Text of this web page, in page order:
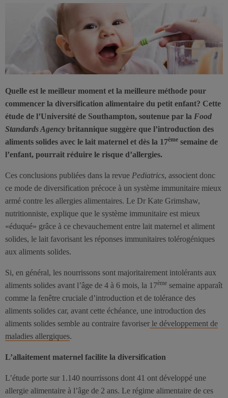
Quelle est le meilleur moment et la meilleure méthode pour
commencer la diversification alimentaire du petit enfant? Cette
étude de l’Université de Southampton, soutenue par la Food
Standards Agency britannique suggère que l’introduction des
aliments solides avec le lait maternel et dès la 17ème semaine de
l’enfant, pourrait réduire le risque d’allergies.
Ces conclusions publiées dans la revue Pediatrics, associent donc
ce mode de diversification précoce à un système immunitaire mieux
armé contre les allergies alimentaires. Le Dr Kate Grimshaw,
nutritionniste, explique que le système immunitaire est mieux
«éduqué» grâce à ce chevauchement entre lait maternel et aliment
solides, le lait favorisant les réponses immunitaires tolérogéniques
aux aliments solides.
Si, en général, les nourrissons sont majoritairement intolérants aux
aliments solides avant l’âge de 4 à 6 mois, la 17ème semaine apparaît
comme la fenêtre cruciale d’introduction et de tolérance des
aliments solides car, avant cette échéance, une introduction des
aliments solides semble au contraire favoriser le développement de
maladies allergiques.
L’allaitement maternel facilite la diversification
L’étude porte sur 1.140 nourrissons dont 41 ont développé une
allergie alimentaire à l’âge de 2 ans. Le régime alimentaire de ces